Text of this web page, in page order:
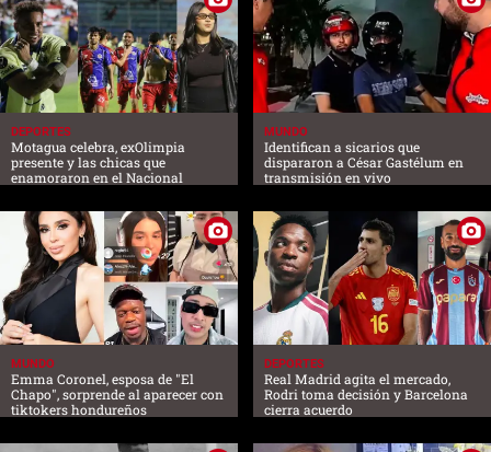
DEPORTES
Motagua celebra, exOlimpia
presente y las chicas que
enamoraron en el Nacional
MUNDO
Identifican a sicarios que
dispararon a César Gastélum en
transmisión en vivo
MUNDO
Emma Coronel, esposa de "El
Chapo", sorprende al aparecer con
tiktokers hondureños
DEPORTES
Real Madrid agita el mercado,
Rodri toma decisión y Barcelona
cierra acuerdo